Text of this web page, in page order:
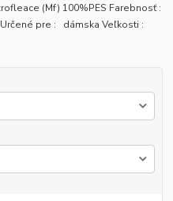
(Mf) 100%PES Farebnosť :
pre : dámska Veľkosti :